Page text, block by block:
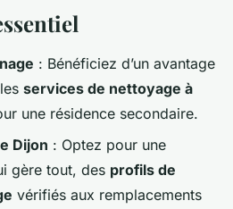
: Bénéficiez d’un avantage
services de nettoyage à
une résidence secondaire.
Dijon : Optez pour une
gère tout, des profils de
vérifiés aux remplacements